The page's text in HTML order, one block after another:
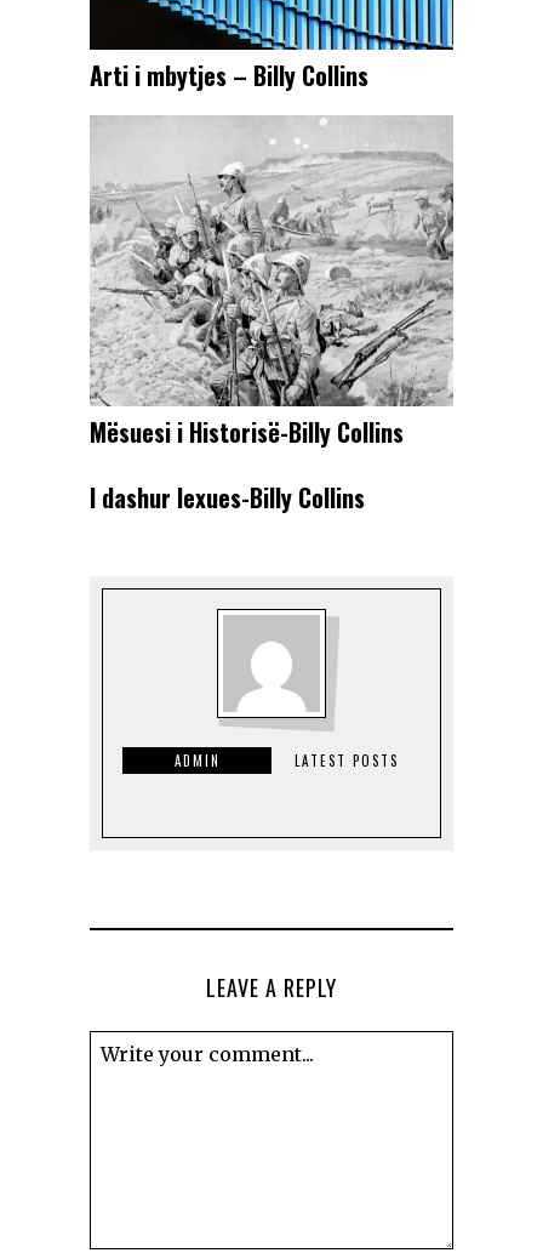
Arti i mbytjes – Billy Collins
Mësuesi i Historisë-Billy Collins
I dashur lexues-Billy Collins
ADMIN LATEST POSTS
LEAVE A REPLY